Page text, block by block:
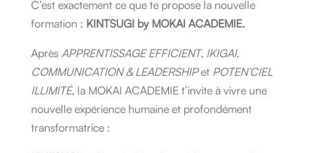
C’est exactement ce que te propose la nouvelle
formation : KINTSUGI by MOKAI ACADEMIE.
Après APPRENTISSAGE EFFICIENT, IKIGAI,
COMMUNICATION & LEADERSHIPet POTEN’CIEL
ILLIMITÉ, la MOKAI ACADEMIE t’invite à vivre une
nouvelle expérience humaine et profondément
transformatrice :